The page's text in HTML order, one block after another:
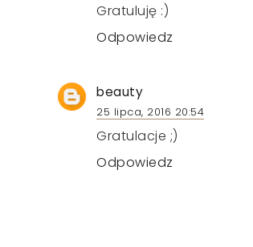
Gratuluję :)
Odpowiedz
beauty
25 lipca, 2016 20:54
Gratulacje ;)
Odpowiedz